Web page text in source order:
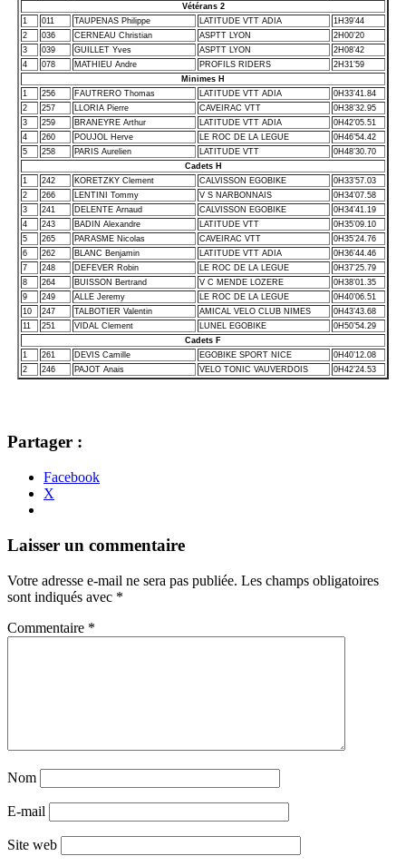
Vétérans 2
1
011 TAUPENAS Philippe LATITUDE VTT ADIA
1H39’44
2
036 CERNEAU Christian ASPTT LYON
2H00’20
3
039 GUILLET Yves ASPTT LYON
2H08’42
4
078 MATHIEU Andre PROFILS RIDERS
2H31’59
Minimes H
1
256 FAUTRERO Thomas LATITUDE VTT ADIA
0H33’41.84
2
257 LLORIA Pierre CAVEIRAC VTT
0H38’32.95
3
259 BRANEYRE Arthur LATITUDE VTT ADIA
0H42’05.51
4
260 POUJOL Herve LE ROC DE LA LEGUE
0H46’54.42
5
258 PARIS Aurelien LATITUDE VTT
0H48’30.70
Cadets H
1
242 KORETZKY Clement CALVISSON EGOBIKE
0H33’57.03
2
266 LENTINI Tommy V S NARBONNAIS
0H34’07.58
3
241 DELENTE Arnaud CALVISSON EGOBIKE
0H34’41.19
4
243 BADIN Alexandre LATITUDE VTT
0H35’09.10
5
265 PARASME Nicolas CAVEIRAC VTT
0H35’24.76
6
262 BLANC Benjamin LATITUDE VTT ADIA
0H36’44.46
7
248 DEFEVER Robin LE ROC DE LA LEGUE
0H37’25.79
8
264 BUISSON Bertrand V C MENDE LOZERE
0H38’01.35
9
249 ALLE Jeremy LE ROC DE LA LEGUE
0H40’06.51
10
247 TALBOTIER Valentin AMICAL VELO CLUB NIMES
0H43’43.68
11
251 VIDAL Clement LUNEL EGOBIKE
0H50’54.29
Cadets F
1
261 DEVIS Camille EGOBIKE SPORT NICE
0H40’12.08
2
246 PAJOT Anais VELO TONIC VAUVERDOIS 0H42’24.53
Partager :
Facebook
X
Navigation
articles
←
→
Laisser un commentaire
Votre adresse e-mail ne sera pas publiée. Les champs obligatoires
sont indiqués avec *
Commentaire *
Nom
E-mail
Site web